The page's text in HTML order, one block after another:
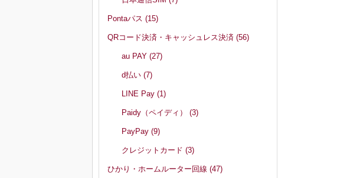
Pontaパス (15)
QRコード決済・キャッシュレス決済 (56)
au PAY(27)
d払い(7)
LINE Pay(1)
Paidy（ペイディ）(3)
PayPay(9)
クレジットカード(3)
ひかり・ホームルーター回線 (47)